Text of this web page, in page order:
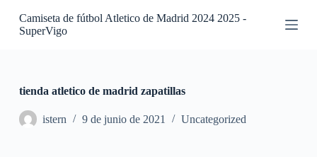
SCamiseta de fútbol Atletico de Madrid 2024 2025 -
SuperVigo
tienda atletico de madrid zapatillas
istern 9 de junio de 2021 Uncategorized